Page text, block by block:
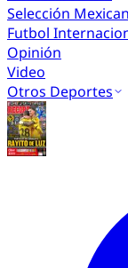
Selección
Futbol
Opinión
Video
Otros Deportes